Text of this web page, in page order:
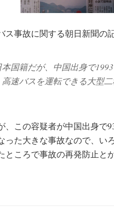
ス事故に関する朝日新聞の
国籍だが、中国出身で
速バスを運転できる大型
、この容疑者が中国出身で
った大きな事故なので、い
ところで事故の再発防止と